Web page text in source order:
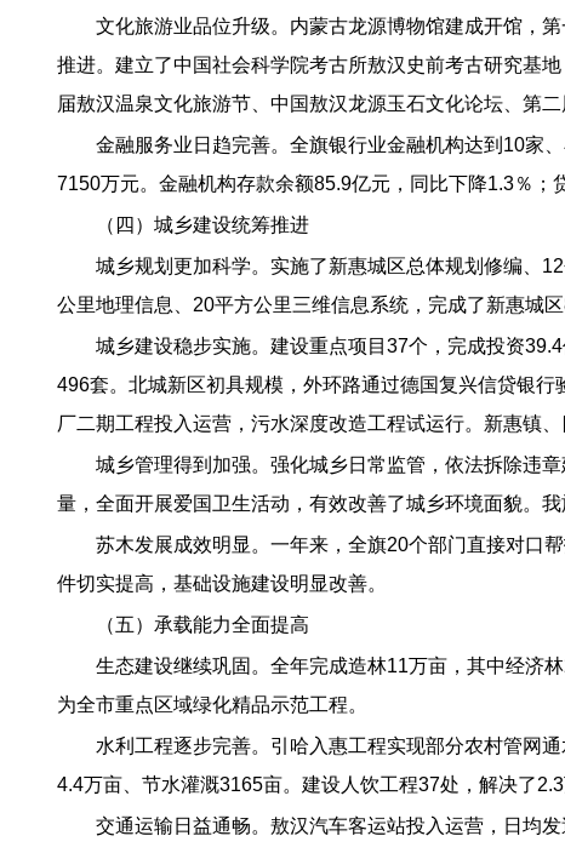
文化旅游业品位升级。内蒙古龙源博物馆建成开馆，
推进。建立了中国社会科学院考古所敖汉史前考古研究基
届敖汉温泉文化旅游节、中国敖汉龙源玉石文化论坛、第
金融服务业日趋完善。全旗银行业金融机构达到10家
7150万元。金融机构存款余额85.9亿元，同比下降1.3％；
（四）城乡建设统筹推进
城乡规划更加科学。实施了新惠城区总体规划修编、
公里地理信息、20平方公里三维信息系统，完成了新惠城
城乡建设稳步实施。建设重点项目37个，完成投资
496套。北城新区初具规模，外环路通过德国复兴信贷银
厂二期工程投入运营，污水深度改造工程试运行。新惠镇
城乡管理得到加强。强化城乡日常监管，依法拆除违
量，全面开展爱国卫生活动，有效改善了城乡环境面貌。
苏木发展成效明显。一年来，全旗20个部门直接对口
件切实提高，基础设施建设明显改善。
（五）承载能力全面提高
生态建设继续巩固。全年完成造林11万亩，其中经济
为全市重点区域绿化精品示范工程。
水利工程逐步完善。引哈入惠工程实现部分农村管网
4.4万亩、节水灌溉3165亩。建设人饮工程37处，解决了2.3
交通运输日益通畅。敖汉汽车客运站投入运营，日均